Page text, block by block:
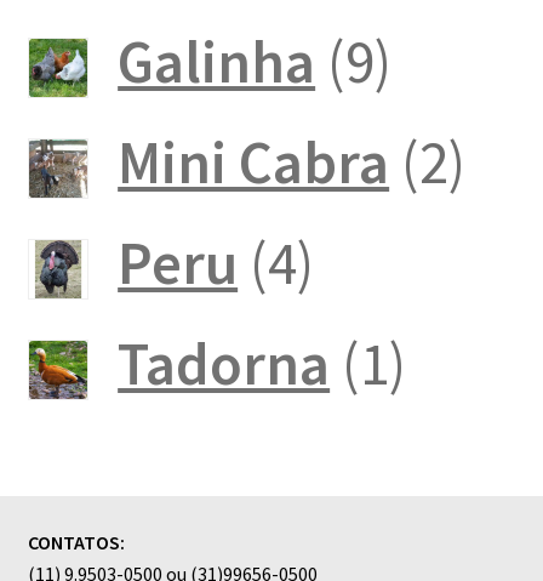
Galinha 99
Mini Cabra 22
Peru 44
produtos
Tadorna 11
CONTATOS:
(11) 9.9503-0500 ou (31)99656-0500